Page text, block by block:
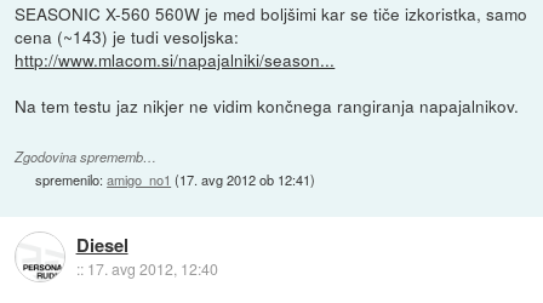
SEASONIC X-560 560W je med boljšimi kar se tiče izkoristka, samo
cena (~143) je tudi vesoljska:
http://www.mlacom.si/napajalniki/season...
Na tem testu jaz nikjer ne vidim končnega rangiranja napajalnikov.
Zgodovina sprememb…
spremenilo:amigo_no1 (17. avg 2012 ob 12:41)
Diesel
:: 17. avg 2012, 12:40